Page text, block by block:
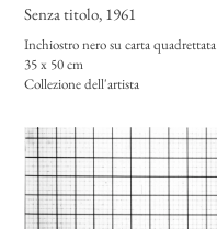
Senza titolo, 1961
Inchiostro nero su carta quadrettata
35 x 50 cm
Collezione dell'artista